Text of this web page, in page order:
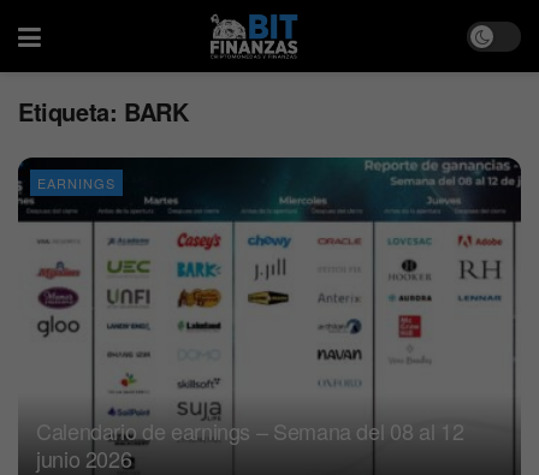
Etiqueta: BARK
EARNINGS
Calendario de earnings – Semana del 08 al 12
junio 2026